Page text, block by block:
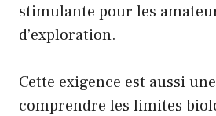
stimulante pour les
d’exploration.
Cette exigence est aussi
comprendre les limites